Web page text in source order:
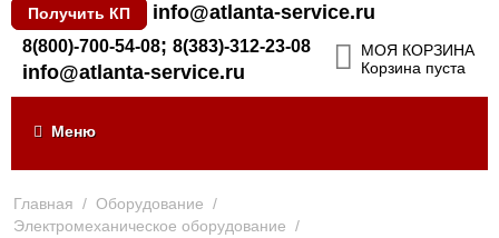
Получить КП info@atlanta-service.ru
8(800)-700-54-08; 8(383)-312-23-08
info@atlanta-service.ru
МОЯ КОРЗИНА
Корзина пуста
Меню
Главная / Оборудование /
Электромеханическое оборудование /